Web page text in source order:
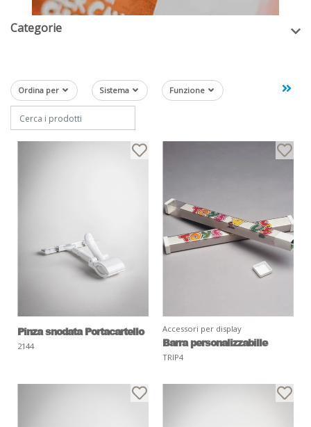
Categorie
Ordina per Sistema Funzione
Pinza snodata Portacartello
2144
Accessori per display
Barra personalizzabille
TRIP4